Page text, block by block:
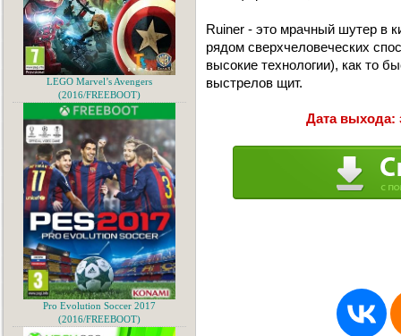
Ruiner - это мрачный шутер в
рядом сверхчеловеческих
высокие технологии), как то
выстрелов щит.
Дата выхода:
LEGO Marvel’s Avengers
(2016/FREEBOOT)
Pro Evolution Soccer 2017
(2016/FREEBOOT)